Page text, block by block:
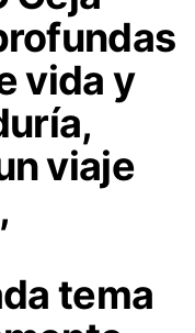
vida y
viaje
tema